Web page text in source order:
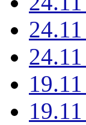
24.11
24.11
19.11
19.11